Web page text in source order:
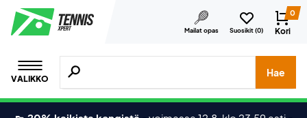
Mailat opas Suosikit (0)
0
Kori
VALIKKO
Hae tuotteita, merkkejä jne.
Hae